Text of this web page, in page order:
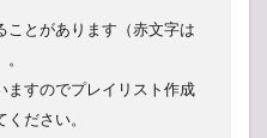
とがあります（赤文字は
すのでプレイリスト作成
ださい。